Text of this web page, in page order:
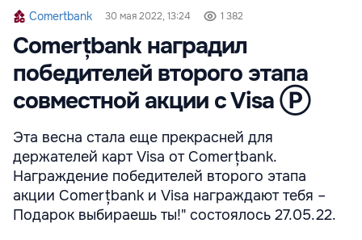
Comertbank 30 мая 2022, 13:24 1 382
Comerțbank наградил
победителей второго этапа
совместной акции c Visa Ⓟ
Эта весна стала еще прекрасней для
держателей карт Visa от Comerțbank.
Награждение победителей второго этапа
акции Comerțbank и Visa награждают тебя –
Подарок выбираешь ты!" состоялось 27.05.22.